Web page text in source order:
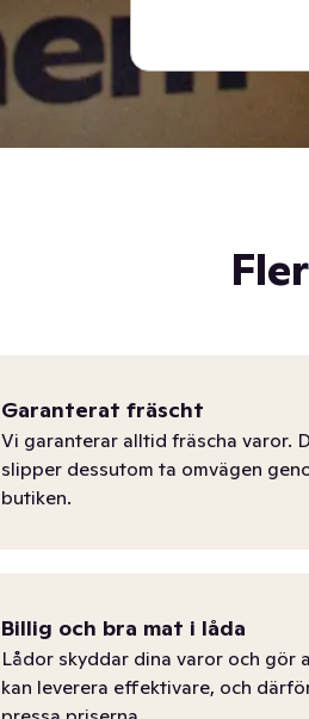
Garanterat fräscht
Vi garanterar alltid fräscha varor.
slipper dessutom ta omvägen
butiken.
Billig och bra mat i låda
Lådor skyddar dina varor och gör
kan leverera effektivare, och